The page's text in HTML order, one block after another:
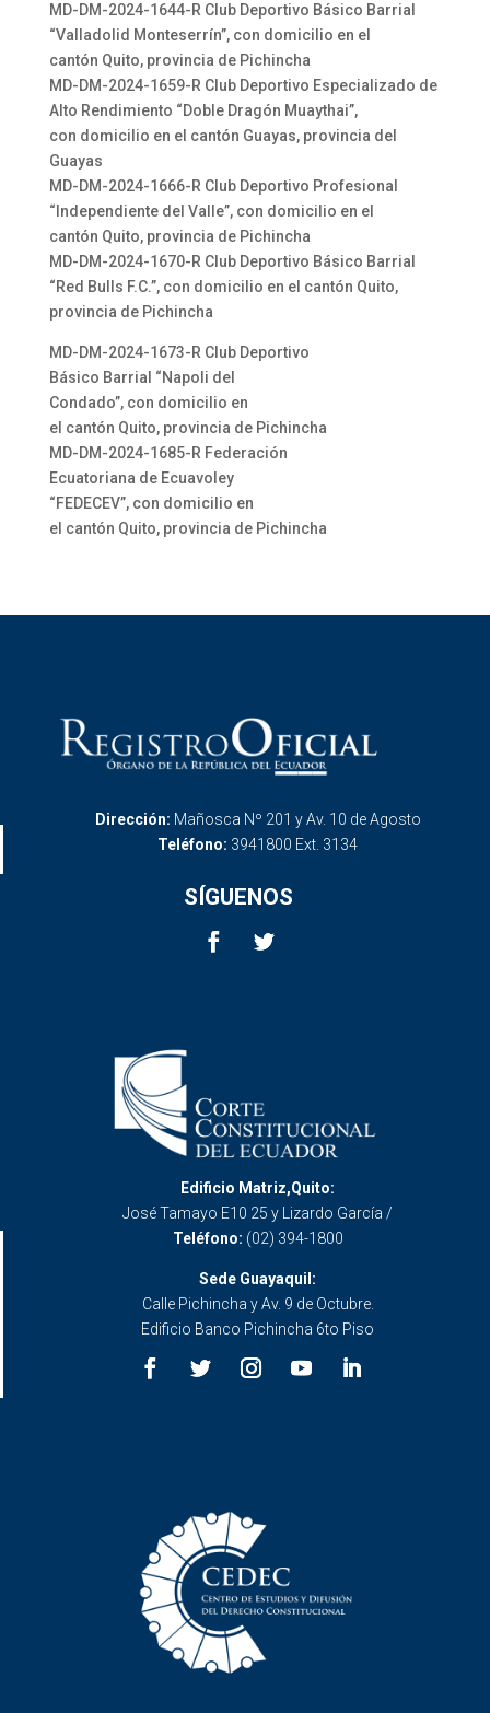
MD-DM-2024-1644-R Club Deportivo Básico Barrial
“Valladolid Monteserrín”, con domicilio en el
cantón Quito, provincia de Pichincha
MD-DM-2024-1659-R Club Deportivo Especializado de
Alto Rendimiento “Doble Dragón Muaythai”,
con domicilio en el cantón Guayas, provincia del
Guayas
MD-DM-2024-1666-R Club Deportivo Profesional
“Independiente del Valle”, con domicilio en el
cantón Quito, provincia de Pichincha
MD-DM-2024-1670-R Club Deportivo Básico Barrial
“Red Bulls F.C.”, con domicilio en el cantón Quito,
provincia de Pichincha
MD-DM-2024-1673-R Club Deportivo
Básico Barrial “Napoli del
Condado”, con domicilio en
el cantón Quito, provincia de Pichincha
MD-DM-2024-1685-R Federación
Ecuatoriana de Ecuavoley
“FEDECEV”, con domicilio en
el cantón Quito, provincia de Pichincha
Dirección: Mañosca Nº 201 y Av. 10 de Agosto
Teléfono: 3941800 Ext. 3134
SÍGUENOS
Edificio Matriz,Quito:
José Tamayo E10 25 y Lizardo García /
Teléfono: (02) 394-1800
Sede Guayaquil:
Calle Pichincha y Av. 9 de Octubre.
Edificio Banco Pichincha 6to Piso